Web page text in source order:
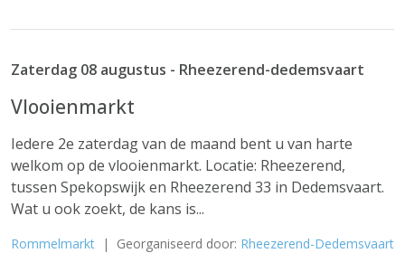
Zaterdag 08 augustus - Rheezerend-dedemsvaart
Vlooienmarkt
Iedere 2e zaterdag van de maand bent u van harte
welkom op de vlooienmarkt. Locatie: Rheezerend,
tussen Spekopswijk en Rheezerend 33 in Dedemsvaart.
Wat u ook zoekt, de kans is...
Rommelmarkt | Georganiseerd door: Rheezerend-Dedemsvaart